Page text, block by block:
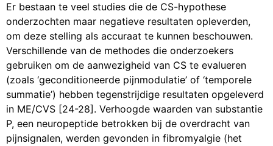
Er bestaan te veel studies die de CS-hypothese
onderzochten maar negatieve resultaten opleverden,
om deze stelling als accuraat te kunnen beschouwen.
Verschillende van de methodes die onderzoekers
gebruiken om de aanwezigheid van CS te evalueren
(zoals ‘geconditioneerde pijnmodulatie’ of ‘temporele
summatie’) hebben tegenstrijdige resultaten opgeleverd
in ME/CVS [24-28]. Verhoogde waarden van substantie
P, een neuropeptide betrokken bij de overdracht van
pijnsignalen, werden gevonden in fibromyalgie (het